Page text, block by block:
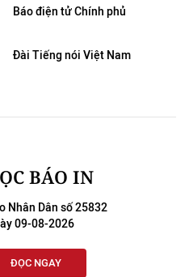
Báo điện tử Chính phủ
Đài Tiếng nói Việt Nam
BÁO IN
Nhân Dân số 25832
09-08-2026
ĐỌC NGAY